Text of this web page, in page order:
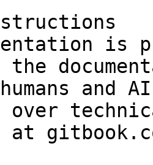
is
and
over
at